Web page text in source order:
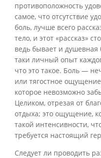
противоположность
самое, что отсутствие
боль, лучше всего
тело, и этот «рассказ»
ведь бывает и душевная
таки личный опыт
что это такое. Боль —
или тягостное
которое невозможно
Целиком, отрезая от
отдыха; это ощущение,
такой интенсивности,
требуется настоящий
Следует ли проводить